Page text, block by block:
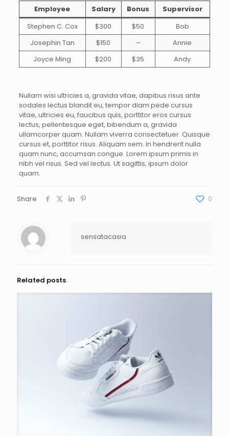
Employee Salary Bonus
Supervisor
Stephen C. Cox
$300 $50
Bob
Josephin Tan
$150 –
Annie
Joyce Ming
$200 $35 Andy
Nullam wisi ultricies a, gravida vitae, dapibus risus ante
sodales lectus blandit eu, tempor diam pede cursus
vitae, ultricies eu, faucibus quis, porttitor eros cursus
lectus, pellentesque eget, bibendum a, gravida
ullamcorper quam. Nullam viverra consectetuer. Quisque
cursus et, porttitor risus. Aliquam sem. In hendrerit nulla
quam nunc, accumsan congue. Lorem ipsum primis in
nibh vel risus. Sed vel lectus. Ut sagittis, ipsum dolor
quam.
Share 0
sensatacasia
Related posts